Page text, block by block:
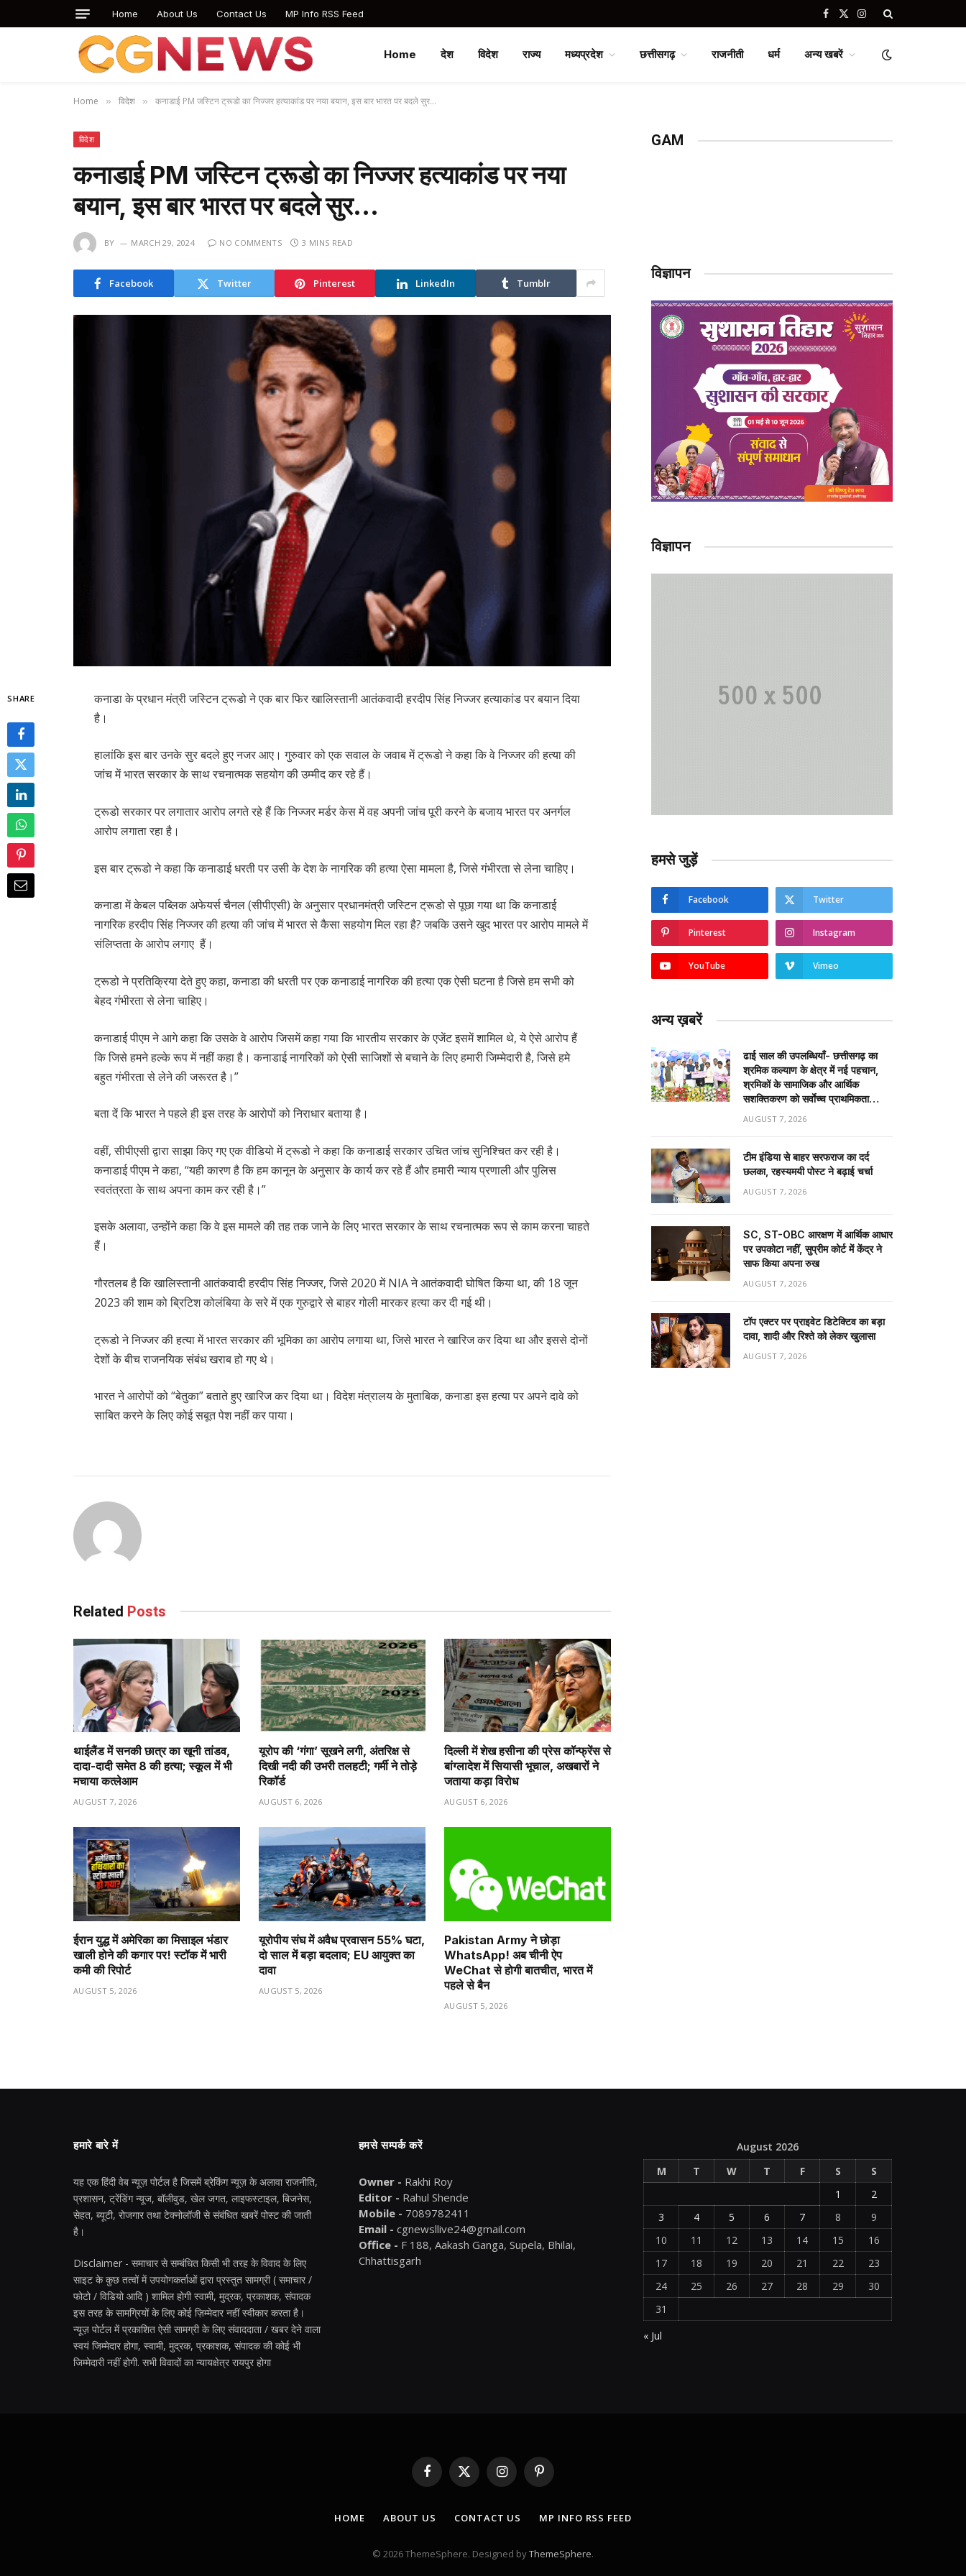
Home About Us Contact Us MP Info RSS Feed Facebook
X
Instagram
Home देश विदेश राज्य मध्यप्रदेश छत्तीसगढ़ राजनीती धर्म अन्य खबरें
Home » विदेश » कनाडाई PM जस्टिन ट्रूडो का निज्जर हत्याकांड पर नया बयान, इस बार भारत पर बदले सुर…
विदेश
कनाडाई PM जस्टिन ट्रूडो का निज्जर हत्याकांड पर नया
बयान, इस बार भारत पर बदले सुर…
BY MARCH 29, 2024 NO COMMENTS 3 MINS READ
Facebook Twitter Pinterest LinkedIn Tumblr
SHARE
कनाडा के प्रधान मंत्री जस्टिन ट्रूडो ने एक बार फिर खालिस्तानी आतंकवादी हरदीप सिंह निज्जर हत्याकांड पर बयान दिया
है।
हालांकि इस बार उनके सुर बदले हुए नजर आए। गुरुवार को एक सवाल के जवाब में ट्रूडो ने कहा कि वे निज्जर की हत्या की
जांच में भारत सरकार के साथ रचनात्मक सहयोग की उम्मीद कर रहे हैं।
ट्रूडो सरकार पर लगातार आरोप लगते रहे हैं कि निज्जर मर्डर केस में वह अपनी जांच पूरी करने के बजाय भारत पर अनर्गल
आरोप लगाता रहा है।
इस बार ट्रूडो ने कहा कि कनाडाई धरती पर उसी के देश के नागरिक की हत्या ऐसा मामला है, जिसे गंभीरता से लेना चाहिए।
कनाडा में केबल पब्लिक अफेयर्स चैनल (सीपीएसी) के अनुसार प्रधानमंत्री जस्टिन ट्रूडो से पूछा गया था कि कनाडाई
नागरिक हरदीप सिंह निज्जर की हत्या की जांच में भारत से कैसा सहयोग मिल रहा है? जबकि उसने खुद भारत पर आरोप मामले में
संलिप्तता के आरोप लगाए हैं।
ट्रूडो ने प्रतिक्रिया देते हुए कहा, कनाडा की धरती पर एक कनाडाई नागरिक की हत्या एक ऐसी घटना है जिसे हम सभी को
बेहद गंभीरता से लेना चाहिए।
कनाडाई पीएम ने आगे कहा कि उसके वे आरोप जिसमें कहा गया कि भारतीय सरकार के एजेंट इसमें शामिल थे, ये ऐसे आरोप हैं
कि जिसे हमने हल्के रूप में नहीं कहा है। कनाडाई नागरिकों को ऐसी साजिशों से बचाने के लिए हमारी जिम्मेदारी है, जिसे हमे
बहुत गंभीरता से लेने की जरूरत है।”
बता दें कि भारत ने पहले ही इस तरह के आरोपों को निराधार बताया है।
वहीं, सीपीएसी द्वारा साझा किए गए एक वीडियो में ट्रूडो ने कहा कि कनाडाई सरकार उचित जांच सुनिश्चित कर रही है।
कनाडाई पीएम ने कहा, “यही कारण है कि हम कानून के अनुसार के कार्य कर रहे हैं और हमारी न्याय प्रणाली और पुलिस
स्वतंत्रता के साथ अपना काम कर रही है।”
इसके अलावा, उन्होंने कहा कि वे इस मामले की तह तक जाने के लिए भारत सरकार के साथ रचनात्मक रूप से काम करना चाहते
हैं।
गौरतलब है कि खालिस्तानी आतंकवादी हरदीप सिंह निज्जर, जिसे 2020 में NIA ने आतंकवादी घोषित किया था, की 18 जून
2023 की शाम को ब्रिटिश कोलंबिया के सरे में एक गुरुद्वारे से बाहर गोली मारकर हत्या कर दी गई थी।
ट्रूडो ने निज्जर की हत्या में भारत सरकार की भूमिका का आरोप लगाया था, जिसे भारत ने खारिज कर दिया था और इससे दोनों
देशों के बीच राजनयिक संबंध खराब हो गए थे।
भारत ने आरोपों को “बेतुका” बताते हुए खारिज कर दिया था। विदेश मंत्रालय के मुताबिक, कनाडा इस हत्या पर अपने दावे को
साबित करने के लिए कोई सबूत पेश नहीं कर पाया।
Related Posts
थाईलैंड में सनकी छात्र का खूनी तांडव,
दादा-दादी समेत 8 की हत्या; स्कूल में भी
मचाया कत्लेआम
AUGUST 7, 2026
यूरोप की ‘गंगा’ सूखने लगी, अंतरिक्ष से
दिखी नदी की उभरी तलहटी; गर्मी ने तोड़े
रिकॉर्ड
AUGUST 6, 2026
दिल्ली में शेख हसीना की प्रेस कॉन्फ्रेंस से
बांग्लादेश में सियासी भूचाल, अखबारों ने
जताया कड़ा विरोध
AUGUST 6, 2026
ईरान युद्ध में अमेरिका का मिसाइल भंडार
खाली होने की कगार पर! स्टॉक में भारी
कमी की रिपोर्ट
AUGUST 5, 2026
यूरोपीय संघ में अवैध प्रवासन 55% घटा,
दो साल में बड़ा बदलाव; EU आयुक्त का
दावा
AUGUST 5, 2026
Pakistan Army ने छोड़ा
WhatsApp! अब चीनी ऐप
WeChat से होगी बातचीत, भारत में
पहले से बैन
AUGUST 5, 2026
GAM
विज्ञापन
विज्ञापन
हमसे जुड़ें
Facebook Twitter
Pinterest Instagram
YouTube Vimeo
अन्य ख़बरें
ढाई साल की उपलब्धियाँ- छत्तीसगढ़ का
श्रमिक कल्याण के क्षेत्र में नई पहचान,
श्रमिकों के सामाजिक और आर्थिक
सशक्तिकरण को सर्वाेच्च प्राथमिकता…
AUGUST 7, 2026
टीम इंडिया से बाहर सरफराज का दर्द
छलका, रहस्यमयी पोस्ट ने बढ़ाई चर्चा
AUGUST 7, 2026
SC, ST-OBC आरक्षण में आर्थिक आधार
पर उपकोटा नहीं, सुप्रीम कोर्ट में केंद्र ने
साफ किया अपना रुख
AUGUST 7, 2026
टॉप एक्टर पर प्राइवेट डिटेक्टिव का बड़ा
दावा, शादी और रिश्ते को लेकर खुलासा
AUGUST 7, 2026
हमारे बारे में
यह एक हिंदी वेब न्यूज़ पोर्टल है जिसमें ब्रेकिंग न्यूज़ के अलावा राजनीति,
प्रशासन, ट्रेंडिंग न्यूज, बॉलीवुड, खेल जगत, लाइफस्टाइल, बिजनेस,
सेहत, ब्यूटी, रोजगार तथा टेक्नोलॉजी से संबंधित खबरें पोस्ट की जाती
है।
Disclaimer - समाचार से सम्बंधित किसी भी तरह के विवाद के लिए
साइट के कुछ तत्वों में उपयोगकर्ताओं द्वारा प्रस्तुत सामग्री ( समाचार /
फोटो / विडियो आदि ) शामिल होगी स्वामी, मुद्रक, प्रकाशक, संपादक
इस तरह के सामग्रियों के लिए कोई ज़िम्मेदार नहीं स्वीकार करता है।
न्यूज़ पोर्टल में प्रकाशित ऐसी सामग्री के लिए संवाददाता / खबर देने वाला
स्वयं जिम्मेदार होगा, स्वामी, मुद्रक, प्रकाशक, संपादक की कोई भी
जिम्मेदारी नहीं होगी. सभी विवादों का न्यायक्षेत्र रायपुर होगा
हमसे सम्पर्क करें
Owner - Rakhi Roy
Editor - Rahul Shende
Mobile - 7089782411
Email - cgnewsllive24@gmail.com
Office - F 188, Aakash Ganga, Supela, Bhilai,
Chhattisgarh
August 2026
M
T W T F S
S
1
2
3
4 5 6 7 8
9
10
11 12 13 14 15
16
17
18 19 20 21 22
23
24
25 26 27 28 29
30
31
« Jul
Facebook
X
(Twitter)
InstagramPinterest
HOME ABOUT US CONTACT US MP INFO RSS FEED
© 2026 ThemeSphere. Designed byThemeSphere.